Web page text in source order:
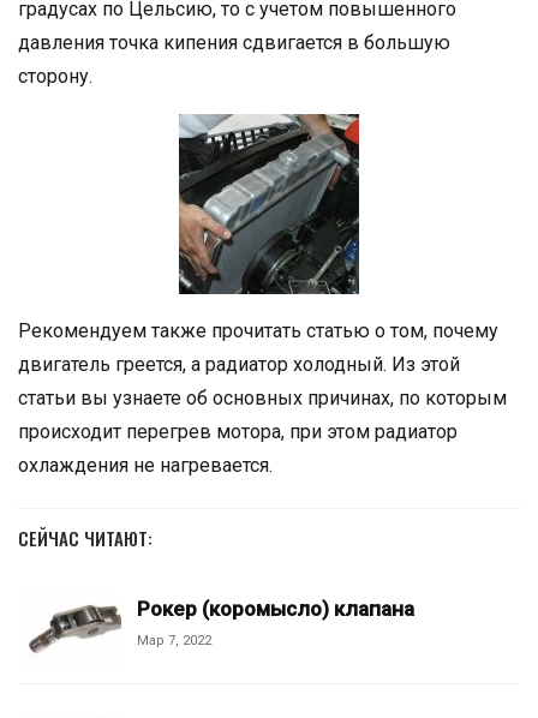
градусах по Цельсию, то с учетом повышенного
давления точка кипения сдвигается в большую
сторону.
Рекомендуем также прочитать статью о том, почему
двигатель греется, а радиатор холодный. Из этой
статьи вы узнаете об основных причинах, по которым
происходит перегрев мотора, при этом радиатор
охлаждения не нагревается.
СЕЙЧАС ЧИТАЮТ:
Рокер (коромысло) клапана
Мар 7, 2022